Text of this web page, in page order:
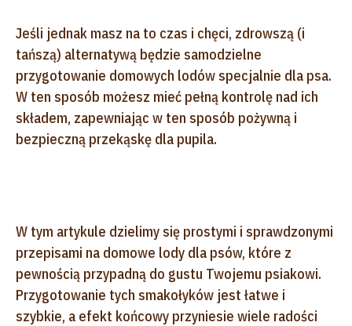
Jeśli jednak masz na to czas i chęci, zdrowszą (i
tańszą) alternatywą będzie samodzielne
przygotowanie domowych lodów specjalnie dla psa.
W ten sposób możesz mieć pełną kontrolę nad ich
składem, zapewniając w ten sposób pożywną i
bezpieczną przekąskę dla pupila.
W tym artykule dzielimy się prostymi i sprawdzonymi
przepisami na domowe lody dla psów, które z
pewnością przypadną do gustu Twojemu psiakowi.
Przygotowanie tych smakołyków jest łatwe i
szybkie, a efekt końcowy przyniesie wiele radości